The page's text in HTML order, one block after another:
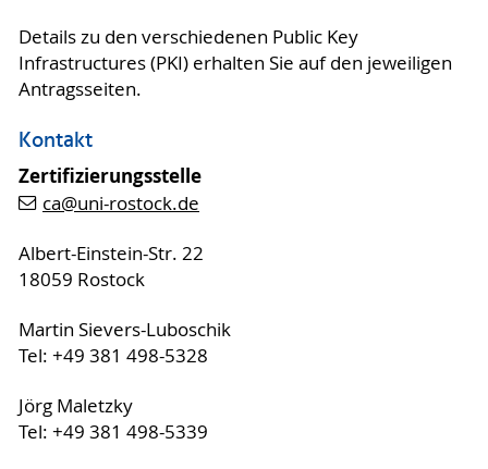
Details zu den verschiedenen Public Key
Infrastructures (PKI) erhalten Sie auf den jeweiligen
Antragsseiten.
Kontakt
Zertifizierungsstelle
ca@uni-rostock.de
Albert-Einstein-Str. 22
18059 Rostock
Martin Sievers-Luboschik
Tel: +49 381 498-5328
Jörg Maletzky
Tel: +49 381 498-5339